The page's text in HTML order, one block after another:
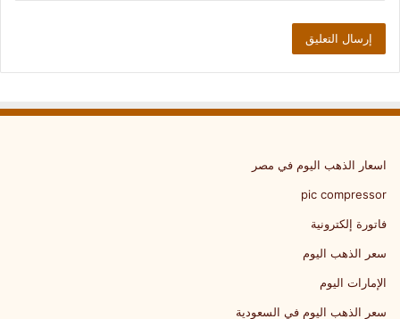
اسعار الذهب اليوم في مصر
pic compressor
فاتورة إلكترونية
سعر الذهب اليوم
الإمارات اليوم
سعر الذهب اليوم في السعودية